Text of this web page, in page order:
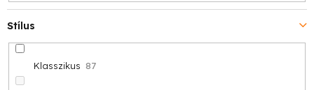
Stílus
Klasszikus 87